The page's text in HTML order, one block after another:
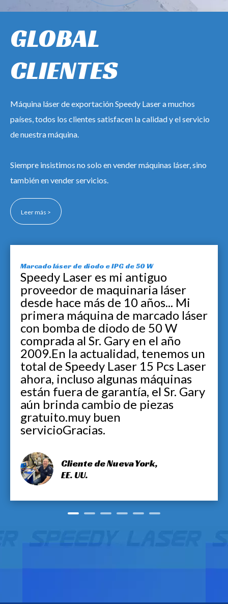
GLOBAL
CLIENTES
Máquina láser de exportación Speedy Laser a muchos
países, todos los clientes satisfacen la calidad y el servicio
de nuestra máquina.
Siempre insistimos no solo en vender máquinas láser, sino
también en vender servicios.
Leer más >
Marcado láser de diodo e IPG de 50 W
Speedy Laser es mi antiguo
proveedor de maquinaria láser
desde hace más de 10 años... Mi
primera máquina de marcado láser
con bomba de diodo de 50 W
comprada al Sr. Gary en el año
2009.En la actualidad, tenemos un
total de Speedy Laser 15 Pcs Laser
ahora, incluso algunas máquinas
están fuera de garantía, el Sr. Gary
aún brinda cambio de piezas
gratuito.muy buen
servicioGracias.
Cliente de Nueva York,
EE. UU.